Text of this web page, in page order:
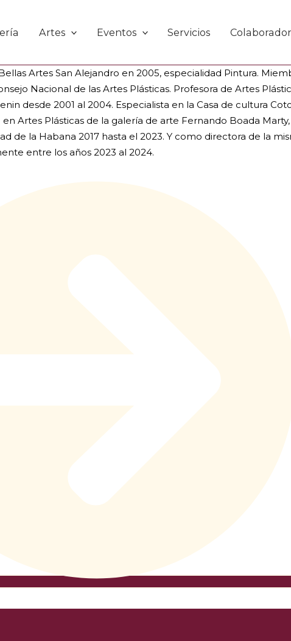
Artes Eventos Servicios
Artes San Alejandro en 2005, especialidad Pintura.
Nacional de las Artes Plásticas. Profesora de Artes
desde 2001 al 2004. Especialista en la Casa de cultura
en Artes Plásticas de la galería de arte Fernando Boada Marty,
de la Habana 2017 hasta el 2023. Y como directora de la
entre los años 2023 al 2024.